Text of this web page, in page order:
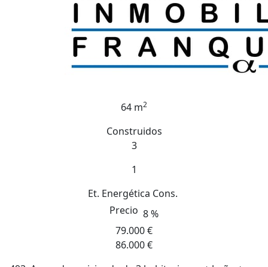
64 m2
Construidos
3
1
Et. Energética Cons.
Precio 8 %
79.000 €
86.000 €